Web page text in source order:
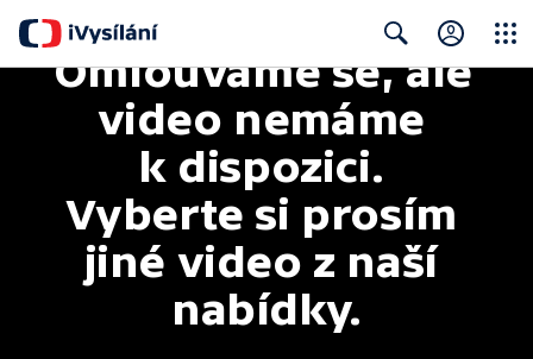
Search
Omlouváme se, ale
video nemáme
k dispozici.
Vyberte si prosím
jiné video z naší
nabídky.